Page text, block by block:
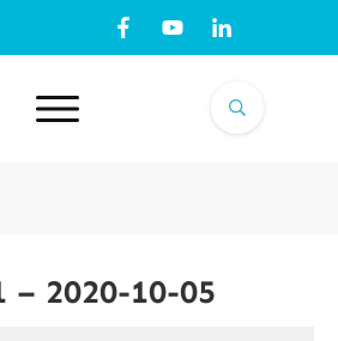
– 2020-10-05